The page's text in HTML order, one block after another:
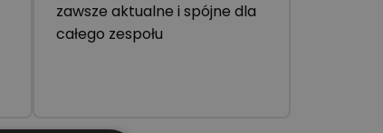
zawsze aktualne i spójne dla
całego zespołu